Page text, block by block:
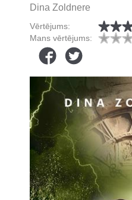
Dina Zoldnere
Vērtējums:
Mans vērtējums: